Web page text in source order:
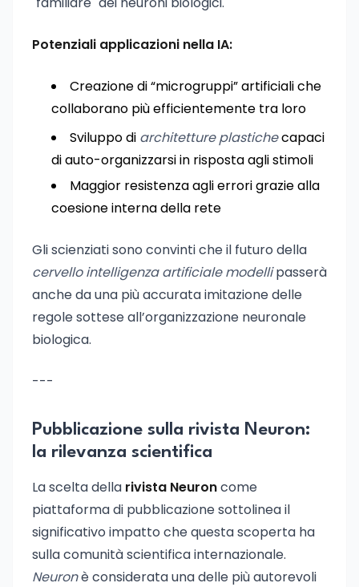
Potenziali applicazioni nella IA:
Creazione di “microgruppi” artificiali che
collaborano più efficientemente tra loro
Sviluppo di architetture plastichecapaci
di auto-organizzarsi in risposta agli stimoli
Maggior resistenza agli errori grazie alla
coesione interna della rete
Gli scienziati sono convinti che il futuro della
cervello intelligenza artificiale modellipasserà
anche da una più accurata imitazione delle
regole sottese all’organizzazione neuronale
biologica.
---
Pubblicazione sulla rivista Neuron:
la rilevanza scientifica
La scelta della rivista Neuroncome
piattaforma di pubblicazione sottolinea il
significativo impatto che questa scoperta ha
sulla comunità scientifica internazionale.
Neuronè considerata una delle più autorevoli